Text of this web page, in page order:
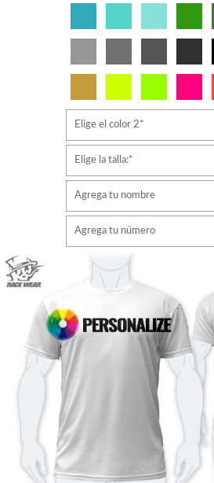
Elige el color 2*
Elige la talla:*
Agrega tu nombre
Color de fuente
Color de contorno
Sin contorno
AÑADIR
Agrega tu número
Color de fuente
Color de contorno
AÑADIR